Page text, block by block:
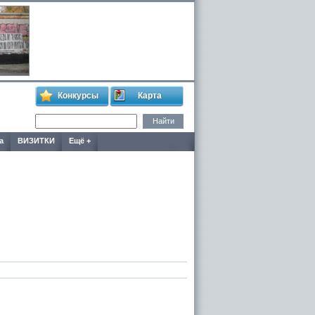
Конкурсы Карта
ВИЗИТКИ Ещё +